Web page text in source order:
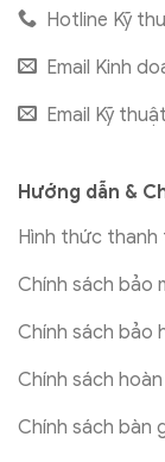
Hotline Kỹ
Email Kinh
Email Kỹ
Hướng dẫn &
Hình thức thanh
Chính sách bảo
Chính sách bảo
Chính sách
Chính sách bàn